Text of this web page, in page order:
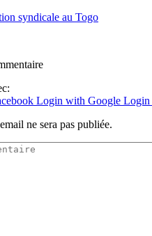
syndicale au Togo
Login with Google Login
ne sera pas publiée.